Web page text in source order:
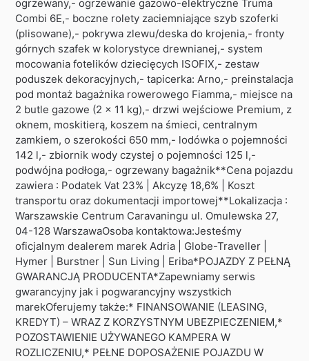
ogrzewany,- ogrzewanie gazowo-elektryczne Truma
Combi 6E,- boczne rolety zaciemniające szyb szoferki
(plisowane),- pokrywa zlewu/deska do krojenia,- fronty
górnych szafek w kolorystyce drewnianej,- system
mocowania fotelików dziecięcych ISOFIX,- zestaw
poduszek dekoracyjnych,- tapicerka: Arno,- preinstalacja
pod montaż bagażnika rowerowego Fiamma,- miejsce na
2 butle gazowe (2 x 11 kg),- drzwi wejściowe Premium, z
oknem, moskitierą, koszem na śmieci, centralnym
zamkiem, o szerokości 650 mm,- lodówka o pojemności
142 l,- zbiornik wody czystej o pojemności 125 l,-
podwójna podłoga,- ogrzewany bagażnik**Cena pojazdu
zawiera : Podatek Vat 23% | Akcyzę 18,6% | Koszt
transportu oraz dokumentacji importowej**Lokalizacja :
Warszawskie Centrum Caravaningu ul. Omulewska 27,
04-128 WarszawaOsoba kontaktowa:Jesteśmy
oficjalnym dealerem marek Adria | Globe-Traveller |
Hymer | Burstner | Sun Living | Eriba*POJAZDY Z PEŁNĄ
GWARANCJĄ PRODUCENTA*Zapewniamy serwis
gwarancyjny jak i pogwarancyjny wszystkich
marekOferujemy także:* FINANSOWANIE (LEASING,
KREDYT) – WRAZ Z KORZYSTNYM UBEZPIECZENIEM,*
POZOSTAWIENIE UŻYWANEGO KAMPERA W
ROZLICZENIU,* PEŁNE DOPOSAŻENIE POJAZDU W